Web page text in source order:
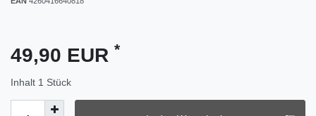
49,90 EUR *
Inhalt 1 Stück